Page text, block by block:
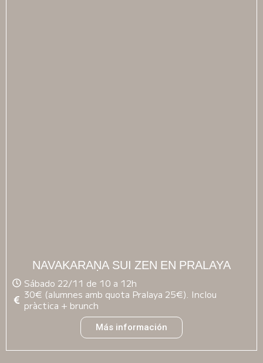
NAVAKARAṆA SUI ZEN EN PRALAYA
Sábado 22/11 de 10 a 12h
30€ (alumnes amb quota Pralaya 25€). Inclou
pràctica + brunch
Más información